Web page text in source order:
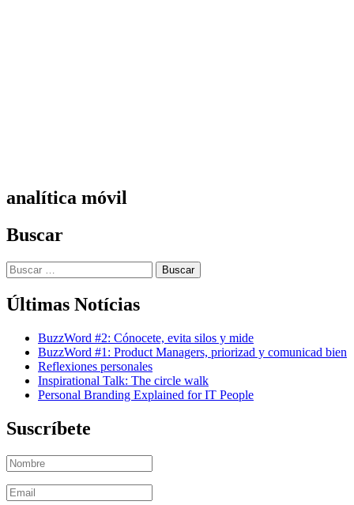
analítica móvil
Buscar
Buscar:
Últimas Notícias
BuzzWord #2: Cónocete, evita silos y mide
BuzzWord #1: Product Managers, priorizad y comunicad bien
Reflexiones personales
Inspirational Talk: The circle walk
Personal Branding Explained for IT People
Suscríbete